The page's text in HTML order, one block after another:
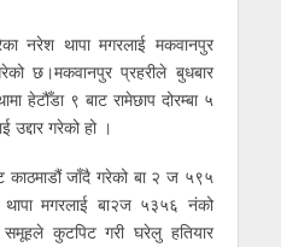
नरेश थापा मगरलाई मकवानपुर
छ।मकवानपुर प्रहरीले बुधबार
हेटौँडा ९ बाट रामेछाप दोरम्बा ५
उद्दार गरेको हो ।
काठमाडौं जाँदै गरेको बा २ ज ५९५
थापा मगरलाई बा२ज ५३५६ नंको
कुटपिट गरी घरेलु हतियार